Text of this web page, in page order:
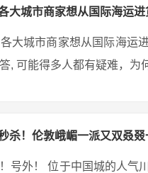
大城市商家想从国际海运
大城市商家想从国际海运
, 可能得多人都有疑难，为
杀！伦敦峨嵋一派又双叒叕
号外！ 位于中国城的人气